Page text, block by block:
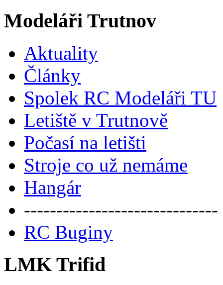
Modeláři Trutnov
Aktuality
Články
Spolek RC Modeláři TU
Letiště v Trutnově
Počasí na letišti
Stroje co už nemáme
Hangár
------------------------------
RC Buginy
LMK Trifid